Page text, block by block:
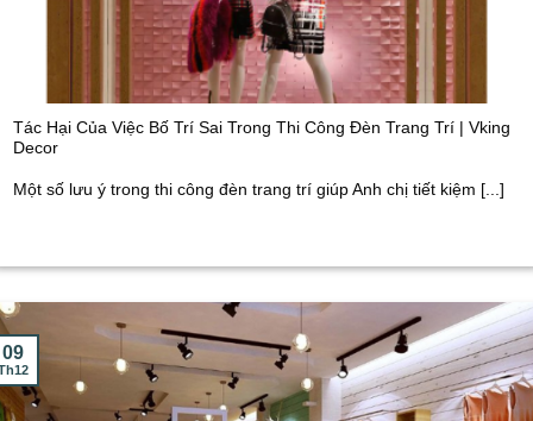
Tác Hại Của Việc Bố Trí Sai Trong Thi Công Đèn Trang Trí | Vking
Decor
Một số lưu ý trong thi công đèn trang trí giúp Anh chị tiết kiệm [...]
09